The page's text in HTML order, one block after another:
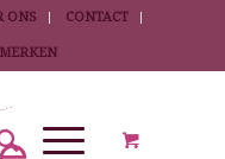
ONS CONTACT
MERKEN